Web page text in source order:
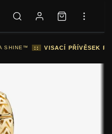
SHINE™ :: VISACÍ PŘÍVĚSEK